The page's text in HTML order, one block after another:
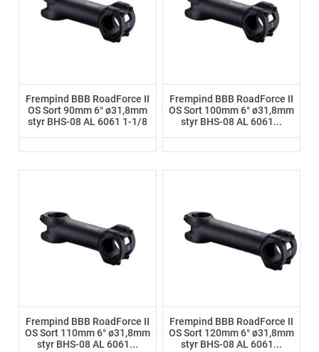
Frempind BBB RoadForce II
OS Sort 90mm 6° ø31,8mm
styr BHS-08 AL 6061 1-1/8
Frempind BBB RoadForce II
OS Sort 100mm 6° ø31,8mm
styr BHS-08 AL 6061...
Frempind BBB RoadForce II
OS Sort 110mm 6° ø31,8mm
styr BHS-08 AL 6061...
Frempind BBB RoadForce II
OS Sort 120mm 6° ø31,8mm
styr BHS-08 AL 6061...